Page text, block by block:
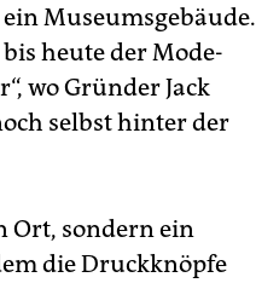
Museumsgebäude.
heute der Mode-
wo Gründer Jack
selbst hinter der
Ort, sondern ein
die Druckknöpfe